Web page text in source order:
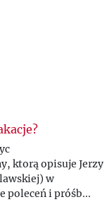
ktorą opisuje Jerzy
w
poleceń i próśb...